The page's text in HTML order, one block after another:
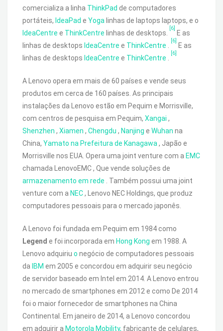
comercializa a linha ThinkPad de computadores
portáteis, IdeaPad e Yoga linhas de laptops laptops, e o
IdeaCentre e ThinkCentre linhas de desktops.
[6]
E as
linhas de desktops IdeaCentre e ThinkCentre
[6]
E as
linhas de desktops IdeaCentre e ThinkCentre
[6]
A Lenovo opera em mais de 60 países e vende seus
produtos em cerca de 160 países. As principais
instalações da Lenovo estão em Pequim e Morrisville,
com centros de pesquisa em Pequim, Xangai ,
Shenzhen , Xiamen , Chengdu , Nanjing e Wuhan na
China, Yamato na Prefeitura de Kanagawa , Japão e
Morrisville nos EUA. Opera uma joint venture com a EMC
chamada LenovoEMC , Que vende soluções de
armazenamento em rede . Também possui uma joint
venture com a NEC, Lenovo NEC Holdings, que produz
computadores pessoais para o mercado japonês.
A Lenovo foi fundada em Pequim em 1984 como
Legend e foi incorporada em Hong Kong em 1988. A
Lenovo adquiriu o negócio de computadores pessoais
da IBM em 2005 e concordou em adquirir seu negócio
de servidor baseado em Intel em 2014. A Lenovo entrou
no mercado de smartphones em 2012 e como De 2014
foi o maior fornecedor de smartphones na China
Continental. Em janeiro de 2014, a Lenovo concordou
em adquirir a Motorola Mobility, fabricante de celulares,